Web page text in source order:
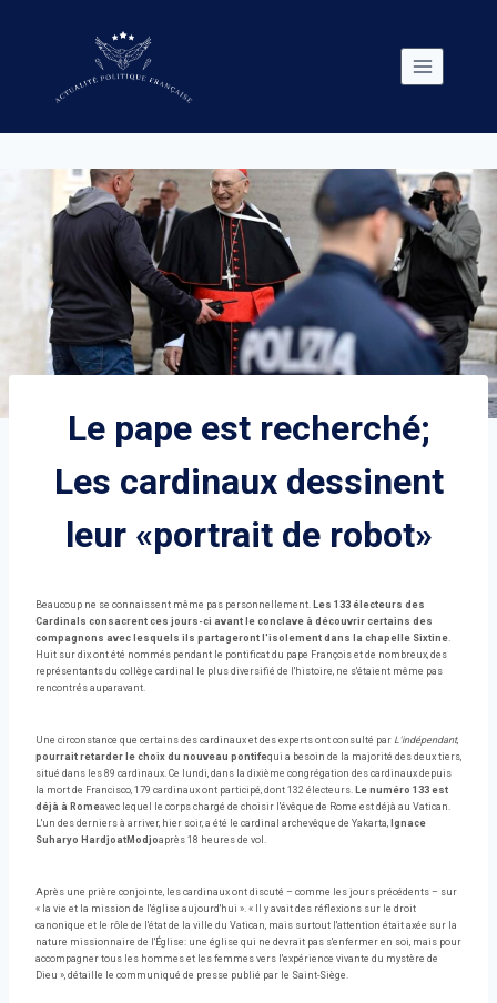
Le pape est recherché;
Les cardinaux dessinent
leur «portrait de robot»
Beaucoup ne se connaissent même pas personnellement. Les 133 électeurs des
Cardinals consacrent ces jours-ci avant le conclave à découvrir certains des
compagnons avec lesquels ils partageront l'isolement dans la chapelle Sixtine.
Huit sur dix ont été nommés pendant le pontificat du pape François et de nombreux, des
représentants du collège cardinal le plus diversifié de l'histoire, ne s'étaient même pas
rencontrés auparavant.
Une circonstance que certains des cardinaux et des experts ont consulté par L'indépendant,
pourrait retarder le choix du nouveau pontifequi a besoin de la majorité des deux tiers,
situé dans les 89 cardinaux. Ce lundi, dans la dixième congrégation des cardinaux depuis
la mort de Francisco, 179 cardinaux ont participé, dont 132 électeurs. Le numéro 133 est
déjà à Romeavec lequel le corps chargé de choisir l'évêque de Rome est déjà au Vatican.
L'un des derniers à arriver, hier soir, a été le cardinal archevêque de Yakarta, Ignace
Suharyo HardjoatModjoaprès 18 heures de vol.
Après une prière conjointe, les cardinaux ont discuté – comme les jours précédents – sur
« la vie et la mission de l'église aujourd'hui ». « Il y avait des réflexions sur le droit
canonique et le rôle de l'état de la ville du Vatican, mais surtout l'attention était axée sur la
nature missionnaire de l'Église: une église qui ne devrait pas s'enfermer en soi, mais pour
accompagner tous les hommes et les femmes vers l'expérience vivante du mystère de
Dieu », détaille le communiqué de presse publié par le Saint-Siège.